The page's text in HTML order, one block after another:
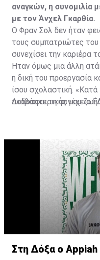
αναγκών, η συνομιλία
με τον Άνχελ Γκαρθία.
Ο Φραν Σολ δεν ήταν
τους συμπατριώτες του
συνεχίσει την καριέρα
Ήταν όμως μια άλλη
η δική του προεργασία
ίσου σχολαστική. «Κατά
ποδοσφαιρικής μου
Διαβάστε τη συνέχεια
Στη Δόξα ο Appiah